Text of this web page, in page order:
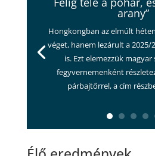
arany”
Hongkongban az elmúlt
véget, hanem lezárult a 2025/
is. Ezt elemezzük
fegyvernemenként
párbajtőrrel, a cím